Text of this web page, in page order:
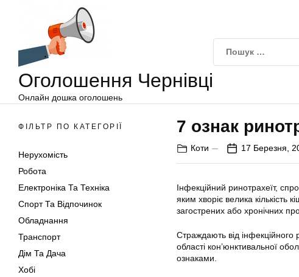
Оголошення Чернівці
Онлайн дошка оголошень
ФІЛЬТР ПО КАТЕГОРІЇ
Нерухомість
Робота
Електроніка Та Техніка
Спорт Та Відпочинок
Обладнання
Транспорт
Дім Та Дача
Хобі
7 ознак
Коти 17 Березня,
Інфекційний ринотрахеїт,
яким хворіє велика кількість
загострених або хронічних
Страждають від інфекційного
області кон’юнктивальної
ознаками.